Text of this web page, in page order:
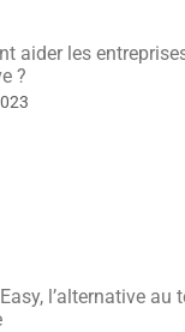
aider les
?
l’alternative au